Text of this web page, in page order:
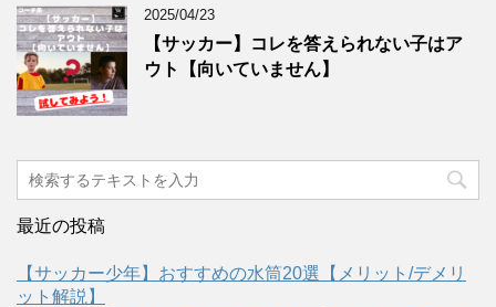
2025/04/23
【サッカー】コレを答えられない子はア
ウト【向いていません】
最近の投稿
【サッカー少年】おすすめの水筒20選【メリット/デメリ
ット解説】